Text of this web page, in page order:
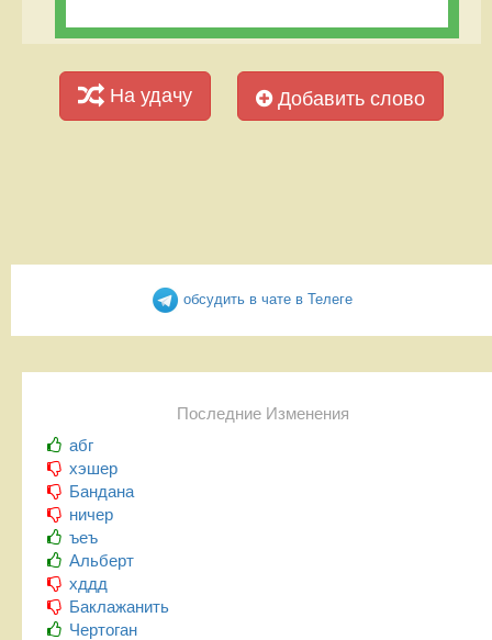
На удачу Добавить слово
обсудить в чате в Телеге
Последние Изменения
абг
хэшер
Бандана
ничер
ъеъ
Альберт
хддд
Баклажанить
Чертоган